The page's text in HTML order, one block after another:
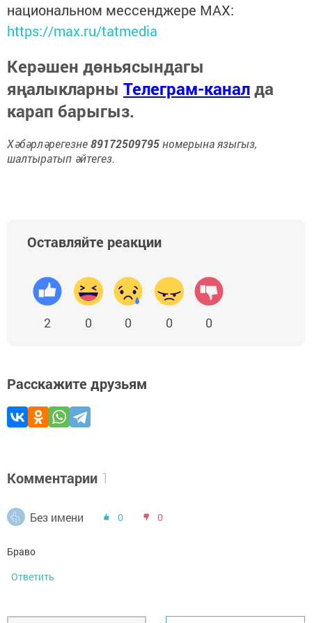
национальном мессенджере MАХ:
https://max.ru/tatmedia
Керәшен дөньясындагы
яңалыкларны Телеграм-каналда
карап барыгыз.
Хәбәрләрегезне89172509795номерына языгыз,
шалтыратып әйтегез.
Оставляйте реакции
2 0 0 0 0
Расскажите друзьям
Комментарии 1
Без имени 0 0
Браво
Ответить